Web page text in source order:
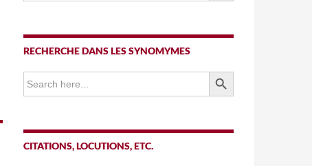
RECHERCHE DANS LES SYNOMYMES
Search
for:
SEARCH BUTTON
CITATIONS, LOCUTIONS, ETC.